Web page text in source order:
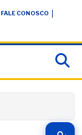
FALE CONOSCO